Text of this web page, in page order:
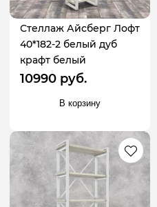
Стеллаж Айсберг Лофт
40*182-2 белый дуб
крафт белый
10990 руб.
В корзину